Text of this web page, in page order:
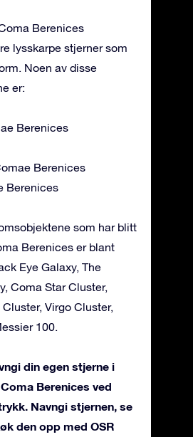
Berenices
lysskarpe stjerner som
Noen av disse
er:
Berenices
Berenices
Berenices
som har blitt
Berenices er blant
Eye Galaxy, The
Coma Star Cluster,
Virgo Cluster,
100.
din egen stjerne i
Berenices ved
Navngi stjernen, se
den opp med OSR